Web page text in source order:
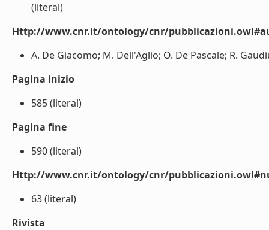
(literal)
Http://www.cnr.it/ontology/cnr/
A. De Giacomo; M. Dell'Aglio; O. De Pascale; R.
Pagina inizio
585 (literal)
Pagina fine
590 (literal)
Http://www.cnr.it/ontology/cnr/
63 (literal)
Rivista